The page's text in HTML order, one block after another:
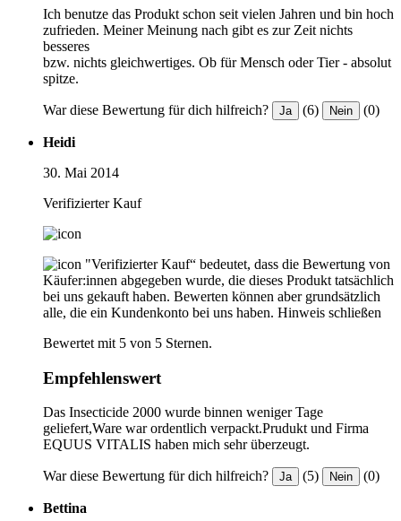
Ich benutze das Produkt schon seit vielen Jahren und bin hoch
zufrieden. Meiner Meinung nach gibt es zur Zeit nichts
besseres
bzw. nichts gleichwertiges. Ob für Mensch oder Tier - absolut
spitze.
War diese Bewertung für dich hilfreich? Ja (6) Nein (0)
Heidi
30. Mai 2014
Verifizierter Kauf
"Verifizierter Kauf“ bedeutet, dass die Bewertung von
Käufer:innen abgegeben wurde, die dieses Produkt tatsächlich
bei uns gekauft haben. Bewerten können aber grundsätzlich
alle, die ein Kundenkonto bei uns haben. Hinweis schließen
Bewertet mit 5 von 5 Sternen.
Empfehlenswert
Das Insecticide 2000 wurde binnen weniger Tage
geliefert,Ware war ordentlich verpackt.Prudukt und Firma
EQUUS VITALIS haben mich sehr überzeugt.
War diese Bewertung für dich hilfreich? Ja (5) Nein (0)
Bettina